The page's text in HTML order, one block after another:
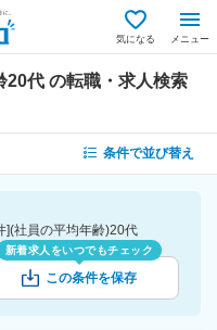
気になる メニュー
20代 の転職・求人検索
条件で並び替え
社員の平均年齢)20代
新着求人をいつでもチェック
この条件を保存